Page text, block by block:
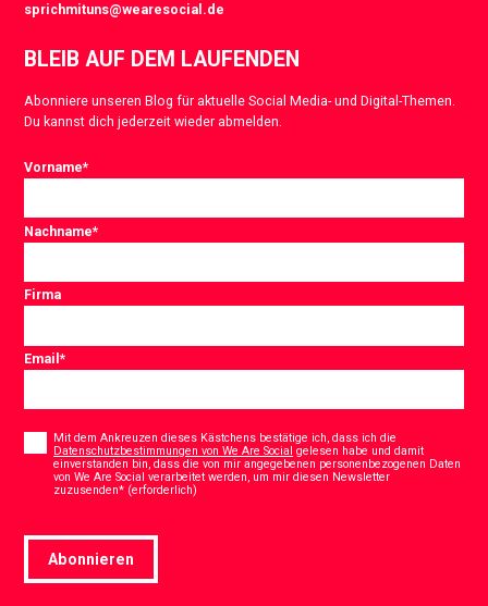
sprichmituns@wearesocial.de
BLEIB AUF DEM LAUFENDEN
Abonniere unseren Blog für aktuelle Social Media- und Digital-Themen.
Du kannst dich jederzeit wieder abmelden.
Vorname*
Nachname*
Firma
Email*
Mit dem Ankreuzen dieses Kästchens bestätige ich, dass ich die
Datenschutzbestimmungen von We Are Social gelesen habe und damit
einverstanden bin, dass die von mir angegebenen personenbezogenen Daten
von We Are Social verarbeitet werden, um mir diesen Newsletter
zuzusenden* (erforderlich)
Abonnieren